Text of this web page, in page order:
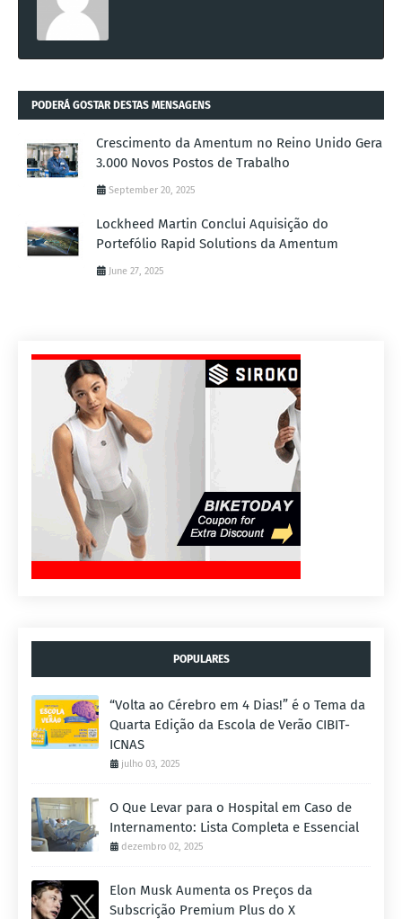
PODERÁ GOSTAR DESTAS MENSAGENS
Crescimento da Amentum no Reino Unido Gera
3.000 Novos Postos de Trabalho
September 20, 2025
Lockheed Martin Conclui Aquisição do
Portefólio Rapid Solutions da Amentum
June 27, 2025
POPULARES
“Volta ao Cérebro em 4 Dias!” é o Tema da
Quarta Edição da Escola de Verão CIBIT-
ICNAS
julho 03, 2025
O Que Levar para o Hospital em Caso de
Internamento: Lista Completa e Essencial
dezembro 02, 2025
Elon Musk Aumenta os Preços da
Subscrição Premium Plus do X